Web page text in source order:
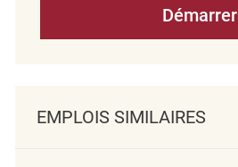
Démarrer
EMPLOIS SIMILAIRES